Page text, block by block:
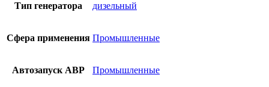
Тип генератора дизельный
Сфера применения Промышленные
Автозапуск АВР Промышленные